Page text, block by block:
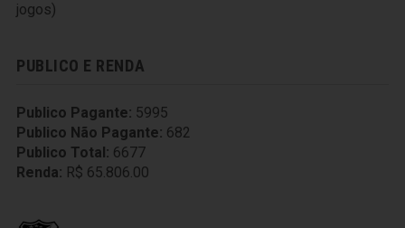
jogos)
PUBLICO E RENDA
Publico Pagante: 5995
Publico Não Pagante: 682
Publico Total: 6677
Renda: R$ 65.806.00